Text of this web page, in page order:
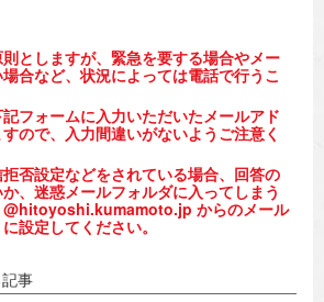
としますが、緊急を要する場合やメー
合など、状況によっては電話で行うこ
フォームに入力いただいたメールアド
ので、入力間違いがないようご注意く
否設定などをされている場合、回答の
、迷惑メールフォルダに入ってしまう
@hitoyoshi.kumamoto.jp からのメール
設定してください。
事